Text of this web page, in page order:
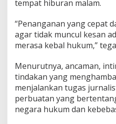
tempat hiburan malam.
“Penanganan yang cepat
agar tidak muncul kesan
merasa kebal hukum,”
Menurutnya, ancaman,
tindakan yang
menjalankan tugas
perbuatan yang
negara hukum dan